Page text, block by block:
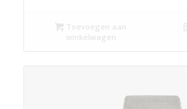
Toevoegen aan
winkelwagen